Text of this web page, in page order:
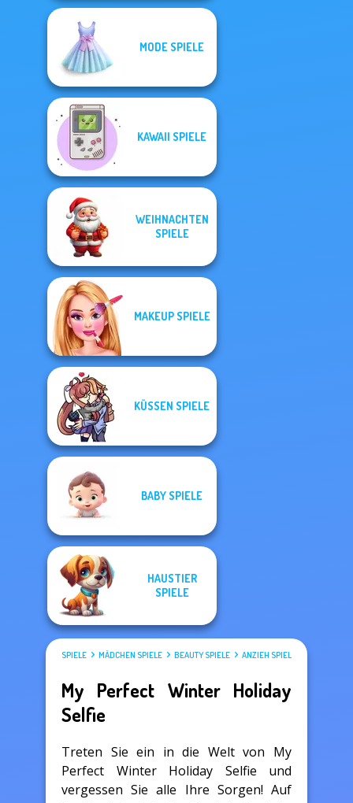
MODE SPIELE
KAWAII SPIELE
WEIHNACHTEN
SPIELE
MAKEUP SPIELE
KÜSSEN SPIELE
BABY SPIELE
HAUSTIER
SPIELE
SPIELE MÄDCHEN SPIELE BEAUTY SPIELE ANZIEH SPIELE
My Perfect Winter Holiday
Selfie
Treten Sie ein in die Welt von My
Perfect Winter Holiday Selfie und
vergessen Sie alle Ihre Sorgen! Auf